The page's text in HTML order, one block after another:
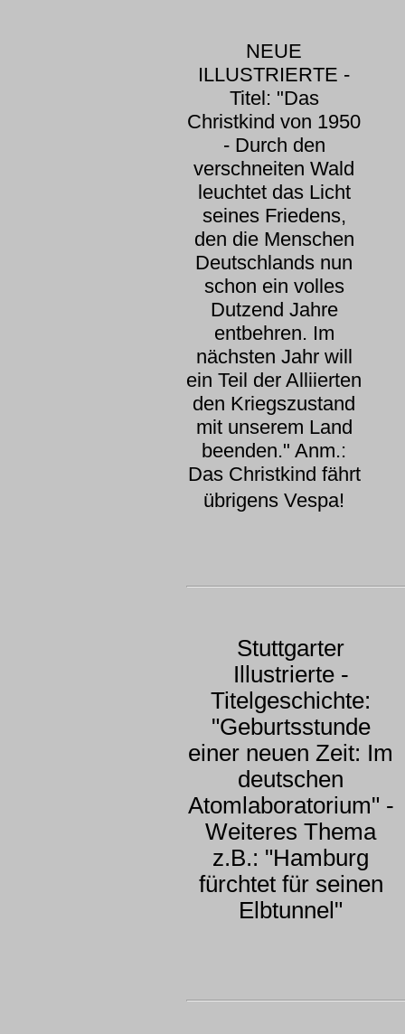
NEUE
ILLUSTRIERTE -
Titel: "Das
Christkind von 1950
- Durch den
verschneiten Wald
leuchtet das Licht
seines Friedens,
den die Menschen
Deutschlands nun
schon ein volles
Dutzend Jahre
entbehren. Im
nächsten Jahr will
ein Teil der Alliierten
den Kriegszustand
mit unserem Land
beenden." Anm.:
Das Christkind fährt
übrigens Vespa!
Stuttgarter
Illustrierte -
Titelgeschichte:
"Geburtsstunde
einer neuen Zeit: Im
deutschen
Atomlaboratorium" -
Weiteres Thema
z.B.: "Hamburg
fürchtet für seinen
Elbtunnel"